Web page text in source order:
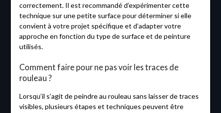
correctement. Il est recommandé d’expérimenter cette
technique sur une petite surface pour déterminer si elle
convient à votre projet spécifique et d’adapter votre
approche en fonction du type de surface et de peinture
utilisés.
Comment faire pour ne pas voir les traces de
rouleau ?
Lorsqu’il s’agit de peindre au rouleau sans laisser de traces
visibles, plusieurs étapes et techniques peuvent être